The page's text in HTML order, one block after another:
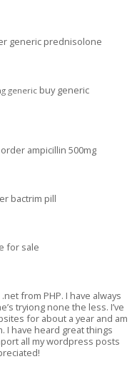
generic prednisolone
generic buy generic
order ampicillin 500mg
bactrim pill
for sale
from PHP. I have always
tryiong none the less. I’ve
for about a year and am
I have heard great things
all my wordpress posts